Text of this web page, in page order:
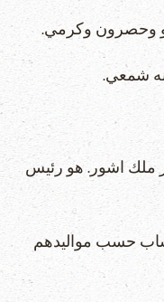
ملك اشور. هو رئيس
حسب مواليدهم